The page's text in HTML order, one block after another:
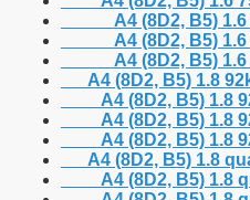
A4 (8D2, B5) 1.6
A4 (8D2, B5) 1.6
A4 (8D2, B5) 1.6
A4 (8D2, B5) 1.8
A4 (8D2, B5) 1.8
A4 (8D2, B5) 1.8
A4 (8D2, B5) 1.8
A4 (8D2, B5) 1.8
A4 (8D2, B5) 1.8